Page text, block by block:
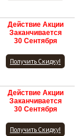
Действие Акции
Заканчивается
30 Сентября
Получить Скидку!
Действие Акции
Заканчивается
30 Сентября
Получить Скидку!